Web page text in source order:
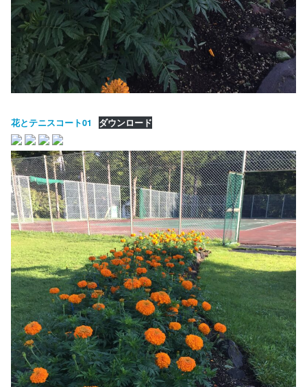
花とテニスコート01 ダウンロード